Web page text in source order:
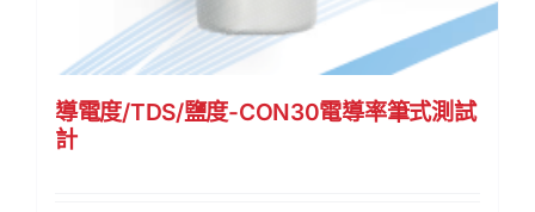
導電度/TDS/鹽度-CON30電導率筆式測試
計